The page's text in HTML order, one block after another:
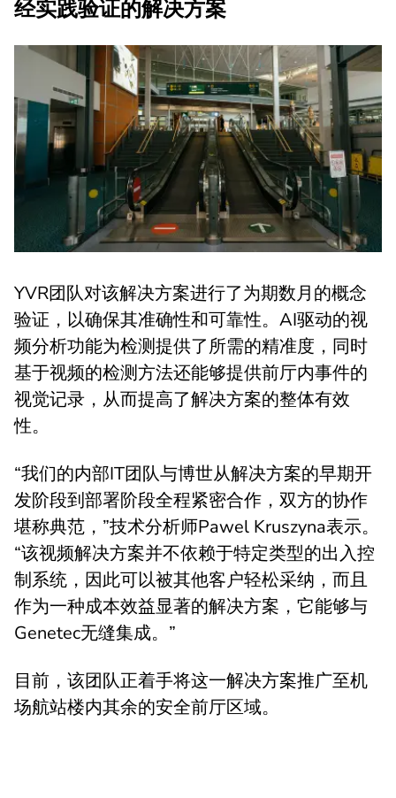
经实践验证的解决方案
YVR团队对该解决方案进行了为期数月的概念
验证，以确保其准确性和可靠性。AI驱动的视
频分析功能为检测提供了所需的精准度，同时
基于视频的检测方法还能够提供前厅内事件的
视觉记录，从而提高了解决方案的整体有效
性。
“我们的内部IT团队与博世从解决方案的早期开
发阶段到部署阶段全程紧密合作，双方的协作
堪称典范，”技术分析师Pawel Kruszyna表示。
“该视频解决方案并不依赖于特定类型的出入控
制系统，因此可以被其他客户轻松采纳，而且
作为一种成本效益显著的解决方案，它能够与
Genetec无缝集成。”
目前，该团队正着手将这一解决方案推广至机
场航站楼内其余的安全前厅区域。